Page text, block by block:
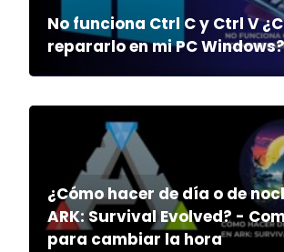
No funciona Ctrl C y Ctrl V
repararlo en mi PC Windows?
¿Cómo hacer de día o de
ARK: Survival Evolved? -
para cambiar la hora